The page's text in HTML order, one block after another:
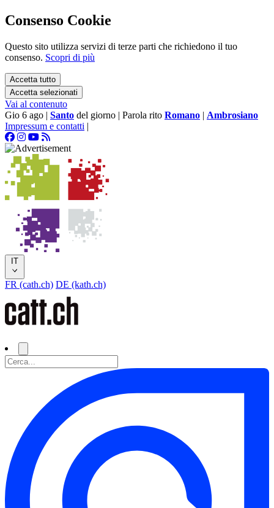
Consenso Cookie
Questo sito utilizza servizi di terze parti che richiedono il tuo
consenso. Scopri di più
Accetta tutto
Accetta selezionati
Vai al contenuto
Gio 6 ago | Santo del giorno | Parola rito Romano | Ambrosiano
Impressum e contatti |
IT
FR (cath.ch) DE (kath.ch)